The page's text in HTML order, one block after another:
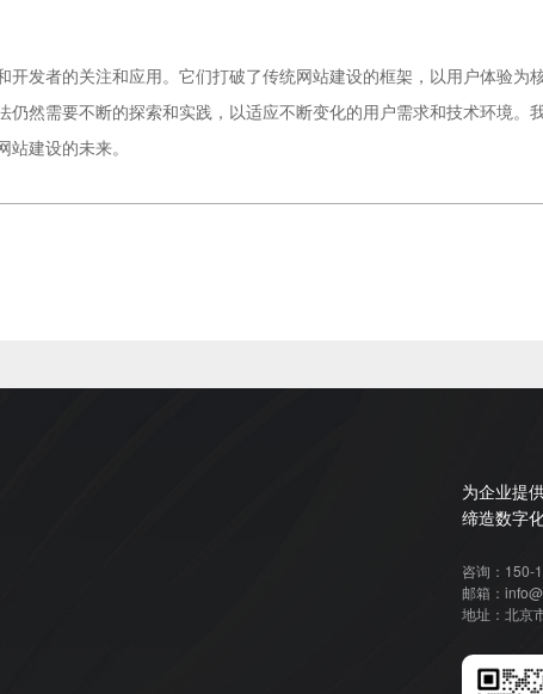
开发者的关注和应用。它们打破了传统网站建设的框架，以用户体验为
然需要不断的探索和实践，以适应不断变化的用户需求和技术环境。
建设的未来。
为企业提
缔造数字
咨询：150-
邮箱：
地址：北京